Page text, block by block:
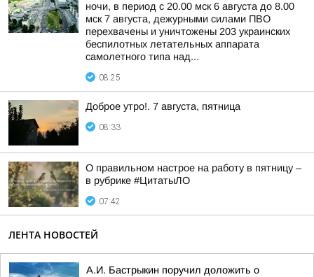
ночи, в период с 20.00 мск 6 августа до 8.00
мск 7 августа, дежурными силами ПВО
перехвачены и уничтожены 203 украинских
беспилотных летательных аппарата
самолетного типа над...
08:25
Доброе утро!. 7 августа, пятница
08:33
О правильном настрое на работу в пятницу –
в рубрике #ЦитатыЛО
07:42
ЛЕНТА НОВОСТЕЙ
А.И. Бастрыкин поручил доложить о